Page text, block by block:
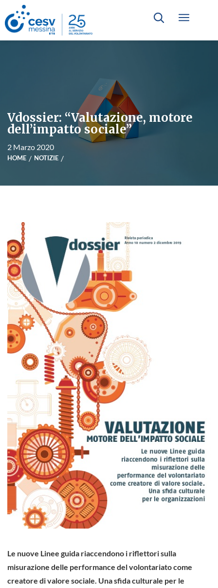
Vdossier: “Valutazione, motore
dell’impatto sociale”
2 Marzo 2020
HOME NOTIZIE
Le nuove Linee guida riaccendono i riflettori sulla
misurazione delle performance del volontariato come
creatore di valore sociale. Una sfida culturale per le